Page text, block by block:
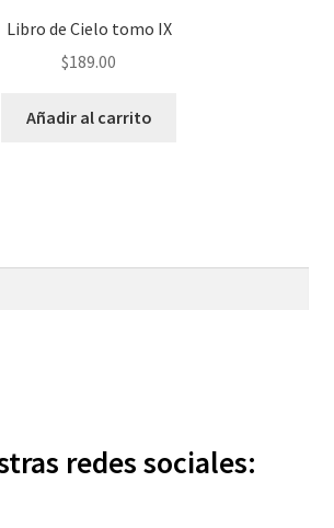
Libro de Cielo tomo IX
$189.00
Añadir al carrito
redes sociales: